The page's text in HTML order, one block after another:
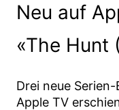
Neu auf
«The Hunt
Drei neue
Apple TV